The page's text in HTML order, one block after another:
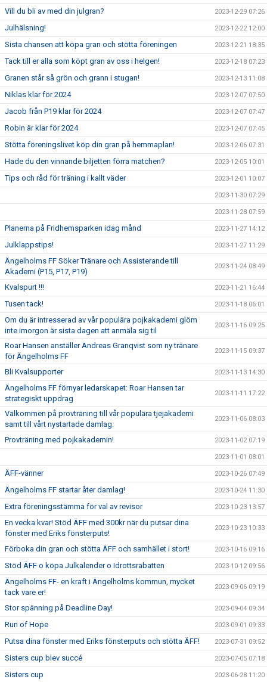
Vill du bli av med din julgran? 2023-12-29 07:26
Julhälsning! 2023-12-22 12:00
Sista chansen att köpa gran och stötta föreningen 2023-12-21 18:35
Tack till er alla som köpt gran av oss i helgen! 2023-12-18 07:23
Granen står så grön och grann i stugan! 2023-12-13 11:08
Niklas klar för 2024 2023-12-07 07:50
Jacob från P19 klar för 2024 2023-12-07 07:47
Robin är klar för 2024 2023-12-07 07:45
Stötta föreningslivet köp din gran på hemmaplan! 2023-12-06 07:31
Hade du den vinnande biljetten förra matchen? 2023-12-05 10:01
Tips och råd för träning i kallt väder 2023-12-01 10:07
2023-11-30 07:29
2023-11-28 07:59
Planerna på Fridhemsparken idag månd 2023-11-27 14:12
Julklappstips! 2023-11-27 11:29
Ängelholms FF Söker Tränare och Assisterande till
Akademi (P15, P17, P19)
2023-11-24 08:49
Kvalspurt !!! 2023-11-21 16:44
Tusen tack! 2023-11-18 06:01
Om du är intresserad av vår populära pojkakademi glöm
inte imorgon är sista dagen att anmäla sig til
2023-11-16 09:25
Roar Hansen anställer Andreas Granqvist som ny tränare
för Ängelholms FF
2023-11-15 09:37
Bli Kvalsupporter 2023-11-13 14:30
Ängelholms FF förnyar ledarskapet: Roar Hansen tar
strategiskt uppdrag
2023-11-11 17:22
Välkommen på provträning till vår populära tjejakademi
samt till vårt nystartade damlag.
2023-11-06 08:03
Provträning med pojkakademin! 2023-11-02 07:19
2023-11-01 08:01
ÄFF-vänner 2023-10-26 07:49
Ängelholms FF startar åter damlag! 2023-10-24 11:30
Extra föreningsstämma för val av revisor 2023-10-23 13:57
En vecka kvar! Stöd ÄFF med 300kr när du putsar dina
fönster med Eriks fönsterputs!
2023-10-23 10:33
Förboka din gran och stötta ÄFF och samhället i stort! 2023-10-16 09:16
Stöd ÄFF o köpa Julkalender o Idrottsrabatten 2023-10-12 09:56
Ängelholms FF- en kraft i Ängelholms kommun, mycket
tack vare er!
2023-09-06 09:19
Stor spänning på Deadline Day! 2023-09-04 09:34
Run of Hope 2023-09-01 09:33
Putsa dina fönster med Eriks fönsterputs och stötta ÄFF! 2023-07-31 09:52
Sisters cup blev succé 2023-07-05 07:18
Sisters cup 2023-06-28 11:20